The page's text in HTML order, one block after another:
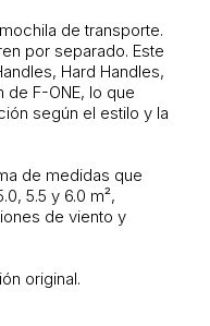
de transporte.
por separado. Este
Hard Handles,
de F-ONE, lo que
según el estilo y la
de medidas que
5.5 y 6.0 m²,
de viento y
original.